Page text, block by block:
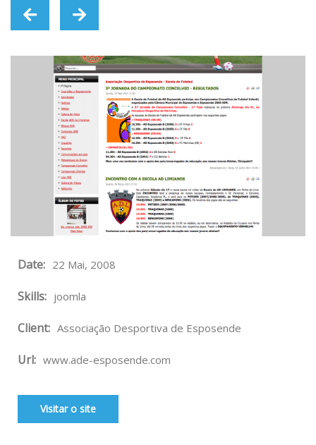
Date: 22 Mai, 2008
Skills: joomla
Client: Associação Desportiva de Esposende
Url: www.ade-esposende.com
Visitar o site